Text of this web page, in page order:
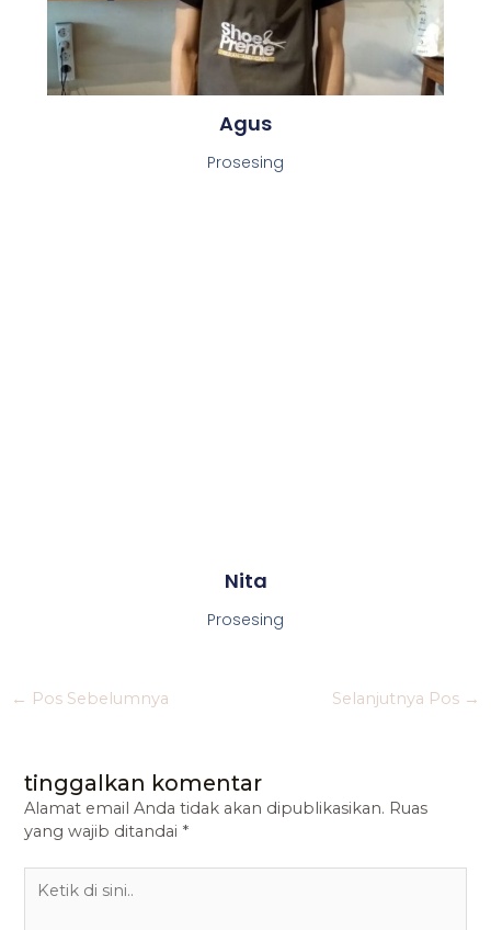
Agus
Prosesing
Nita
Prosesing
← Pos Sebelumnya Selanjutnya Pos →
tinggalkan komentar
Alamat email Anda tidak akan dipublikasikan. Ruas
yang wajib ditandai *